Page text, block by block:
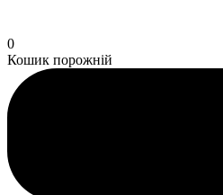
0
Кошик порожній